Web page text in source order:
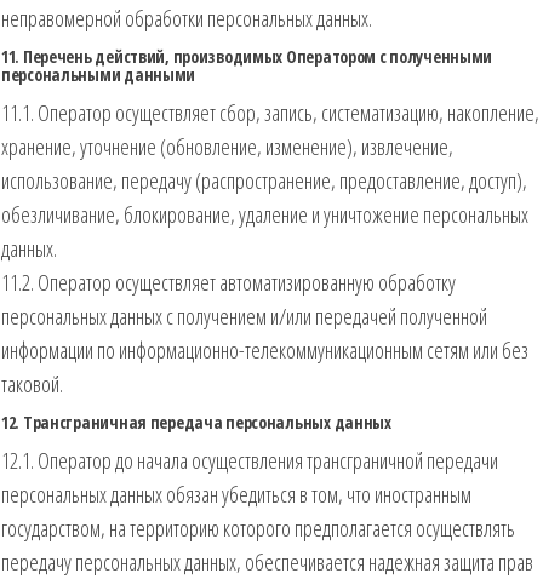
неправомерной обработки персональных данных.
11. Перечень действий, производимых Оператором с полученными
персональными данными
11.1. Оператор осуществляет сбор, запись, систематизацию, накопление,
хранение, уточнение (обновление, изменение), извлечение,
использование, передачу (распространение, предоставление, доступ),
обезличивание, блокирование, удаление и уничтожение персональных
данных.
11.2. Оператор осуществляет автоматизированную обработку
персональных данных с получением и/или передачей полученной
информации по информационно-телекоммуникационным сетям или без
таковой.
12. Трансграничная передача персональных данных
12.1. Оператор до начала осуществления трансграничной передачи
персональных данных обязан убедиться в том, что иностранным
государством, на территорию которого предполагается осуществлять
передачу персональных данных, обеспечивается надежная защита прав